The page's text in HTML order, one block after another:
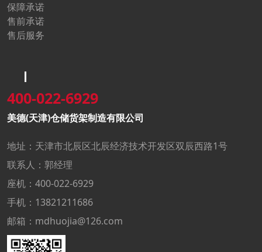
保障承诺
售前承诺
售后服务
400-022-6929
美德(天津)仓储货架制造有限公司
地址：天津市北辰区北辰经济技术开发区双辰西路1号
联系人：郭经理
座机：400-022-6929
手机：13821211686
邮箱：mdhuojia@126.com